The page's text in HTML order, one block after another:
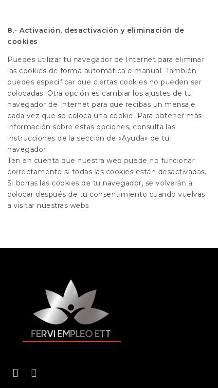
8.- Activación, desactivación y eliminación de
cookies
Puedes utilizar tu navegador de Internet para eliminar
las cookies de forma automática o manual. También
puedes especificar que ciertas cookies no pueden ser
colocadas. Otra opción es cambiar los ajustes de tu
navegador de Internet para que recibas un mensaje
cada vez que se coloca una cookie. Para obtener más
información sobre estas opciones, consulta las
instrucciones de la sección de «Ayuda» de tu
navegador.
Ten en cuenta que nuestra web puede no funcionar
correctamente si todas las cookies están desactivadas.
Si borras las cookies de tu navegador, se volverán a
colocar después de tu consentimiento cuando vuelvas
a visitar nuestras webs